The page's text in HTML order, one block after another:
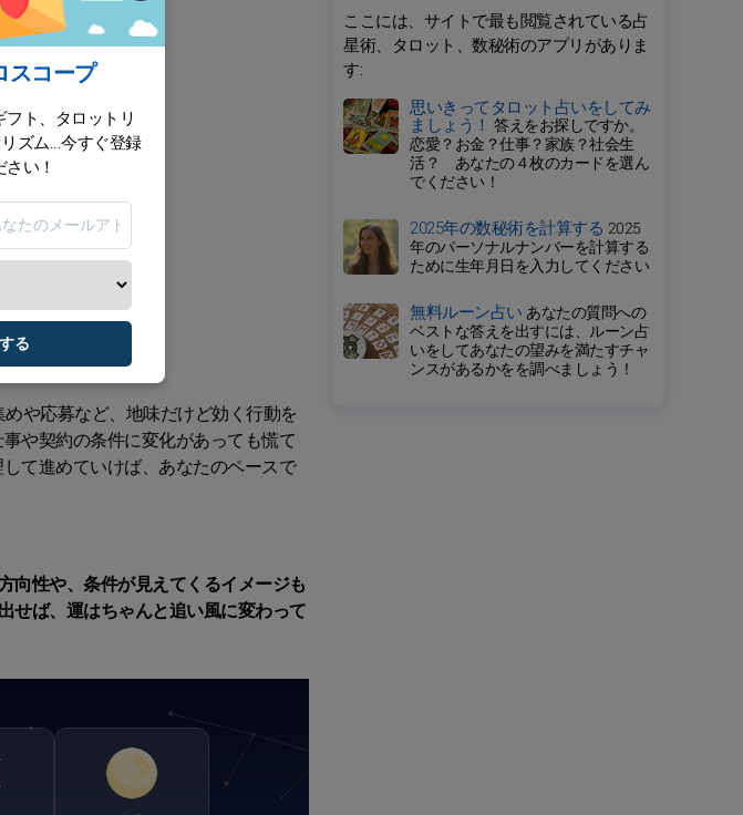
や応募など、地味だけど効く行動を
や契約の条件に変化があっても慌て
て進めていけば、あなたのペースで
向性や、条件が見えてくるイメージも
せば、運はちゃんと追い風に変わって
ここには、サイトで最も閲覧されている占
星術、タロット、数秘術のアプリがありま
す:
思いきってタロット占いをしてみ
ましょう！ 答えをお探しですか。
恋愛？お金？仕事？家族？社会生
活？ あなたの４枚のカードを選ん
でください！
2025年の数秘術を計算する 2025
年のパーソナルナンバーを計算する
ために生年月日を入力してください
無料ルーン占い あなたの質問への
ベストな答えを出すには、ルーン占
いをしてあなたの望みを満たすチャ
ンスがあるかをを調べましょう！
スコープ
ト、タロットリ
ズム...今すぐ登録
い！
る